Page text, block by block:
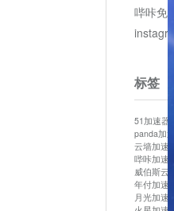
哔咔免
标签
51加速器
panda加速
云墙加速器
哔咔加速器
威伯斯云
年付加速器
月光加速器